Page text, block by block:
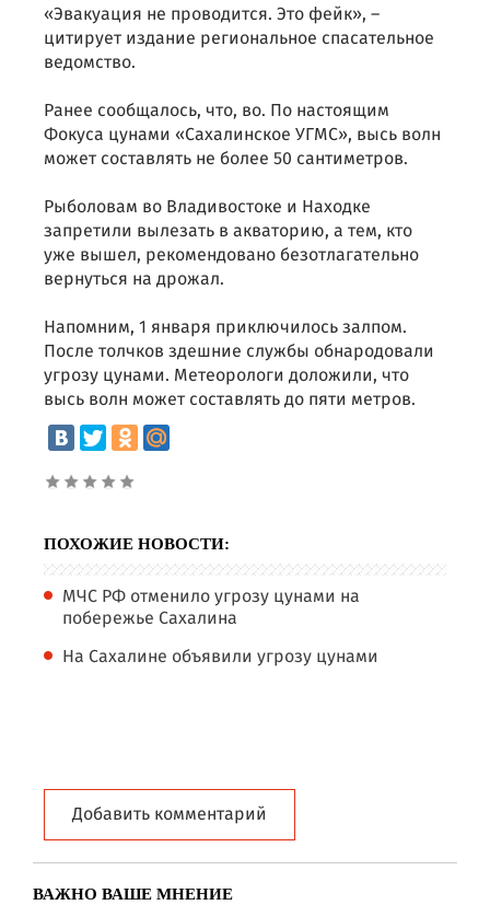
«Эвакуация не проводится. Это фейк», –
цитирует издание региональное спасательное
ведомство.
Ранее сообщалось, что, во. По настоящим
Фокуса цунами «Сахалинское УГМС», высь волн
может составлять не более 50 сантиметров.
Рыболовам во Владивостоке и Находке
запретили вылезать в акваторию, а тем, кто
уже вышел, рекомендовано безотлагательно
вернуться на дрожал.
Напомним, 1 января приключилось залпом.
После толчков здешние службы обнародовали
угрозу цунами. Метеорологи доложили, что
высь волн может составлять до пяти метров.
ПОХОЖИЕ НОВОСТИ:
МЧС РФ отменило угрозу цунами на
побережье Сахалина
На Сахалине объявили угрозу цунами
Добавить комментарий
ВАЖНО ВАШЕ МНЕНИЕ